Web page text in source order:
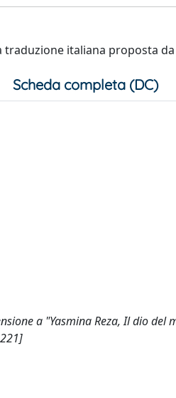
traduzione italiana proposta
Scheda completa (DC)
a "Yasmina Reza, Il dio